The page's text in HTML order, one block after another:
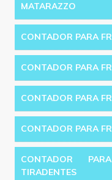
MATARAZZO
CONTADOR PARA
CONTADOR PARA
CONTADOR PARA
CONTADOR PARA
CONTADOR
TIRADENTES